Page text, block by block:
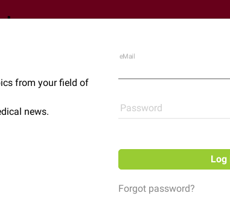
from your field of
news.
eMail
Password
Log
Forgot password?